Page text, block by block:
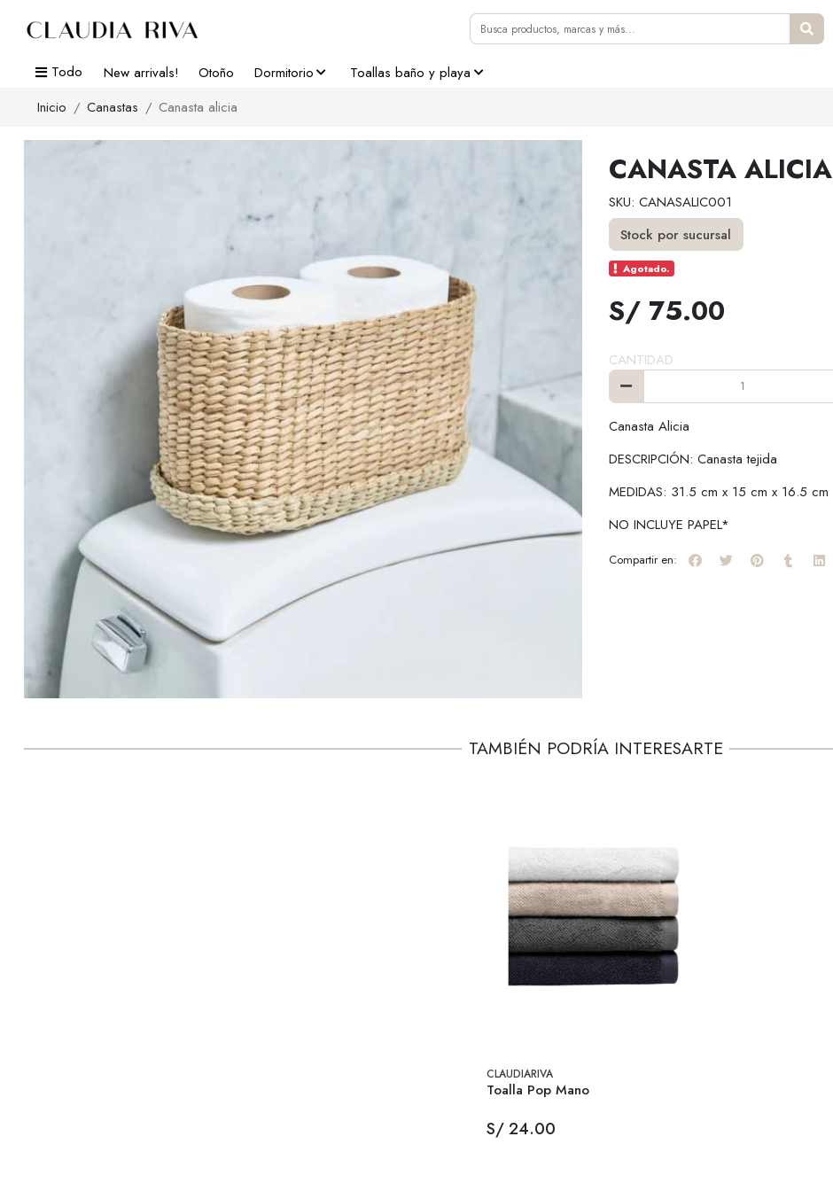
Todo New arrivals! Otoño Dormitorio
Toallas baño y playa
Inicio
Canastas Canasta alicia
CANASTA ALICIA
SKU: CANASALIC001
Stock por sucursal
Agotado.
S/ 75.00
CANTIDAD
Canasta Alicia
DESCRIPCIÓN: Canasta tejida
MEDIDAS: 31.5 cm x 15 cm x 16.5 cm
NO INCLUYE PAPEL*
Compartir en:
TAMBIÉN PODRÍA INTERESARTE
CLAUDIARIVA
Toalla Pop Mano
S/ 24.00